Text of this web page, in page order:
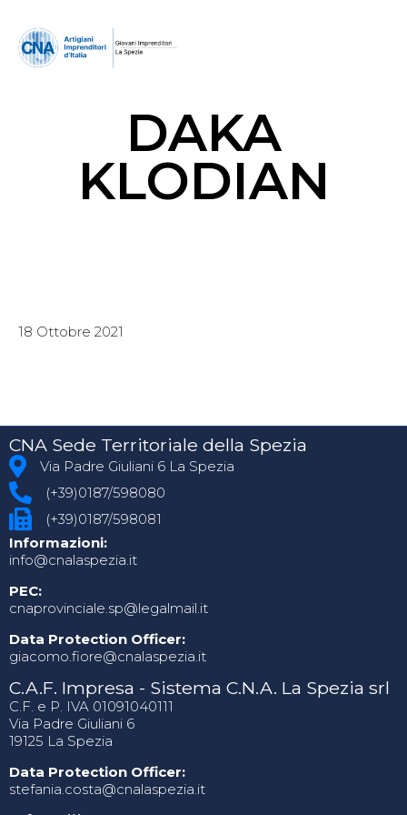
DAKA
KLODIAN
18 Ottobre 2021
CNA Sede Territoriale della Spezia
Via Padre Giuliani 6 La Spezia
(+39)0187/598080
(+39)0187/598081
Informazioni:
info@cnalaspezia.it
PEC:
cnaprovinciale.sp@legalmail.it
Data Protection Officer:
giacomo.fiore@cnalaspezia.it
C.A.F. Impresa - Sistema C.N.A. La Spezia srl
C.F. e P. IVA 01091040111
Via Padre Giuliani 6
19125 La Spezia
Data Protection Officer:
stefania.costa@cnalaspezia.it